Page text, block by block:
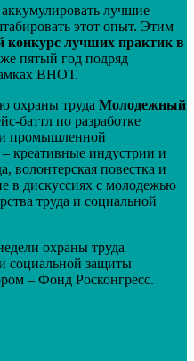
аккумулировать лучшие
этот опыт. Этим
конкурс лучших практик в
пятый год подряд
ВНОТ.
охраны труда Молодежный
баттл по разработке
и промышленной
креативные индустрии и
волонтерская повестка и
в дискуссиях с молодежью
труда и социальной
охраны труда
социальной защиты
– Фонд Росконгресс.